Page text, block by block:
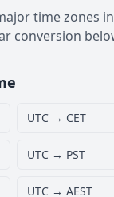
time zones
conversion
UTC → CET
UTC → PST
UTC → AEST